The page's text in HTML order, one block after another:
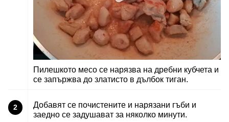
Пилешкото месо се нарязва на дребни кубчета и
се запържва до златисто в дълбок тиган.
2
Добавят се почистените и нарязани гъби и
заедно се задушават за няколко минути.